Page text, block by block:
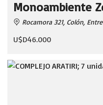
Monoambiente
Rocamora 321, Colón,
U$D46.000